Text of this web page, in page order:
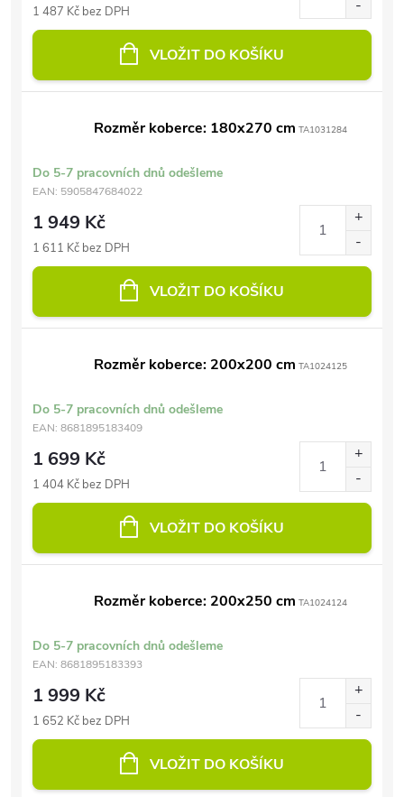
1 487 Kč bez DPH
VLOŽIT DO KOŠÍKU
Rozměr koberce: 180x270 cm TA1031284
Do 5-7 pracovních dnů odešleme
EAN: 5905847684022
1 949 Kč
1 611 Kč bez DPH
VLOŽIT DO KOŠÍKU
Rozměr koberce: 200x200 cm TA1024125
Do 5-7 pracovních dnů odešleme
EAN: 8681895183409
1 699 Kč
1 404 Kč bez DPH
VLOŽIT DO KOŠÍKU
Rozměr koberce: 200x250 cm TA1024124
Do 5-7 pracovních dnů odešleme
EAN: 8681895183393
1 999 Kč
1 652 Kč bez DPH
VLOŽIT DO KOŠÍKU